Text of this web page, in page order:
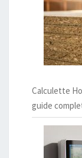
Calculette
guide